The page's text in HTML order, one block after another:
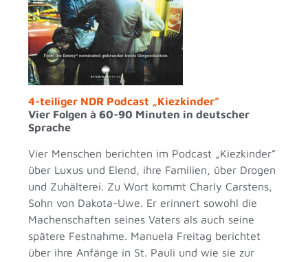
4-teiliger NDR Podcast „Kiezkinder”
Vier Folgen à 60-90 Minuten in deutscher
Sprache
Vier Menschen berichten im Podcast „Kiezkinder”
über Luxus und Elend, ihre Familien, über Drogen
und Zuhälterei. Zu Wort kommt Charly Carstens,
Sohn von Dakota-Uwe. Er erinnert sowohl die
Machenschaften seines Vaters als auch seine
spätere Festnahme. Manuela Freitag berichtet
über ihre Anfänge in St. Pauli und wie sie zur